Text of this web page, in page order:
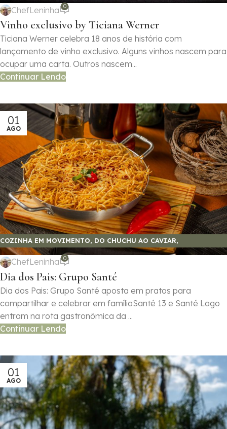
ChefLeninha 0
Vinho exclusivo by Ticiana Werner
Ticiana Werner celebra 18 anos de história com
lançamento de vinho exclusivo. Alguns vinhos nascem para
ocupar uma carta. Outros nascem...
Continuar Lendo
01
AGO
COZINHA EM MOVIMENTO, DO CHUCHU AO CAVIAR,
GASTRONOMIA E SABORES
ChefLeninha 0
Dia dos Pais: Grupo Santé
Dia dos Pais: Grupo Santé aposta em pratos para
compartilhar e celebrar em famíliaSanté 13 e Santé Lago
entram na rota gastronômica da ...
Continuar Lendo
01
AGO